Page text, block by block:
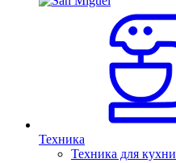
Техника
Техника для кухни